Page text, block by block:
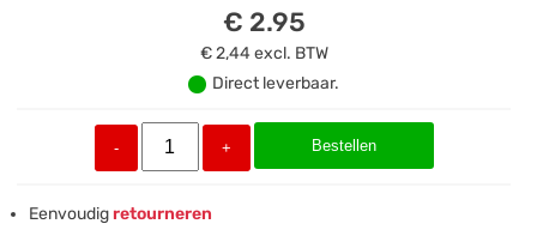
€ 2.95
€ 2,44 excl. BTW
Direct leverbaar.
- + Bestellen
Eenvoudigretourneren